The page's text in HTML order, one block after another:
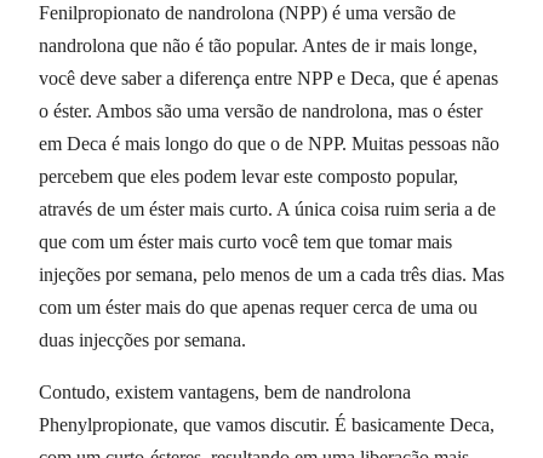
Fenilpropionato de nandrolona (NPP) é uma versão de
nandrolona que não é tão popular. Antes de ir mais longe,
você deve saber a diferença entre NPP e Deca, que é apenas
o éster. Ambos são uma versão de nandrolona, mas o éster
em Deca é mais longo do que o de NPP. Muitas pessoas não
percebem que eles podem levar este composto popular,
através de um éster mais curto. A única coisa ruim seria a de
que com um éster mais curto você tem que tomar mais
injeções por semana, pelo menos de um a cada três dias. Mas
com um éster mais do que apenas requer cerca de uma ou
duas injecções por semana.
Contudo, existem vantagens, bem de nandrolona
Phenylpropionate, que vamos discutir. É basicamente Deca,